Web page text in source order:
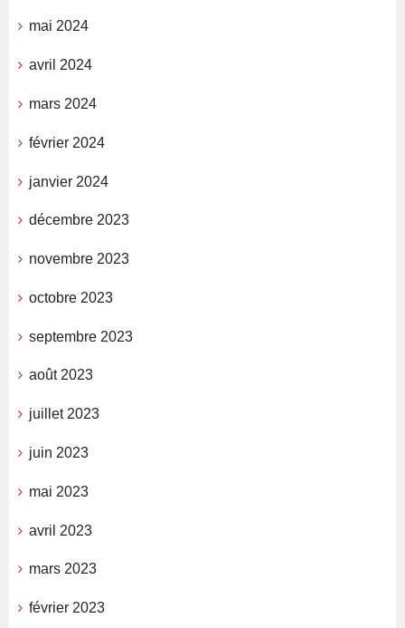
mai 2024
avril 2024
mars 2024
février 2024
janvier 2024
décembre 2023
novembre 2023
octobre 2023
septembre 2023
août 2023
juillet 2023
juin 2023
mai 2023
avril 2023
mars 2023
février 2023